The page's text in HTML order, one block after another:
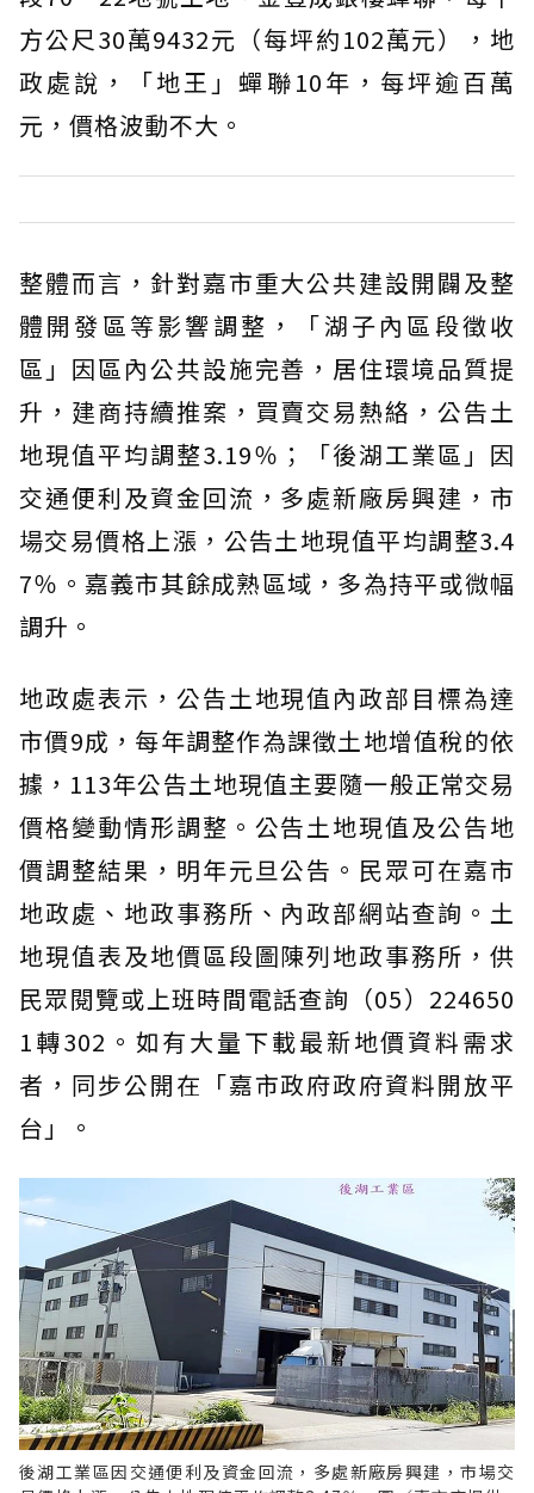
方公尺30萬9432元（每坪約102萬元），地
政處說，「地王」蟬聯10年，每坪逾百萬
元，價格波動不大。
整體而言，針對嘉市重大公共建設開闢及整
體開發區等影響調整，「湖子內區段徵收
區」因區內公共設施完善，居住環境品質提
升，建商持續推案，買賣交易熱絡，公告土
地現值平均調整3.19％；「後湖工業區」因
交通便利及資金回流，多處新廠房興建，市
場交易價格上漲，公告土地現值平均調整3.4
7％。嘉義市其餘成熟區域，多為持平或微幅
調升。
地政處表示，公告土地現值內政部目標為達
市價9成，每年調整作為課徵土地增值稅的依
據，113年公告土地現值主要隨一般正常交易
價格變動情形調整。公告土地現值及公告地
價調整結果，明年元旦公告。民眾可在嘉市
地政處、地政事務所、內政部網站查詢。土
地現值表及地價區段圖陳列地政事務所，供
民眾閱覽或上班時間電話查詢（05）224650
1轉302。如有大量下載最新地價資料需求
者，同步公開在「嘉市政府政府資料開放平
台」。
後湖工業區因交通便利及資金回流，多處新廠房興建，市場交